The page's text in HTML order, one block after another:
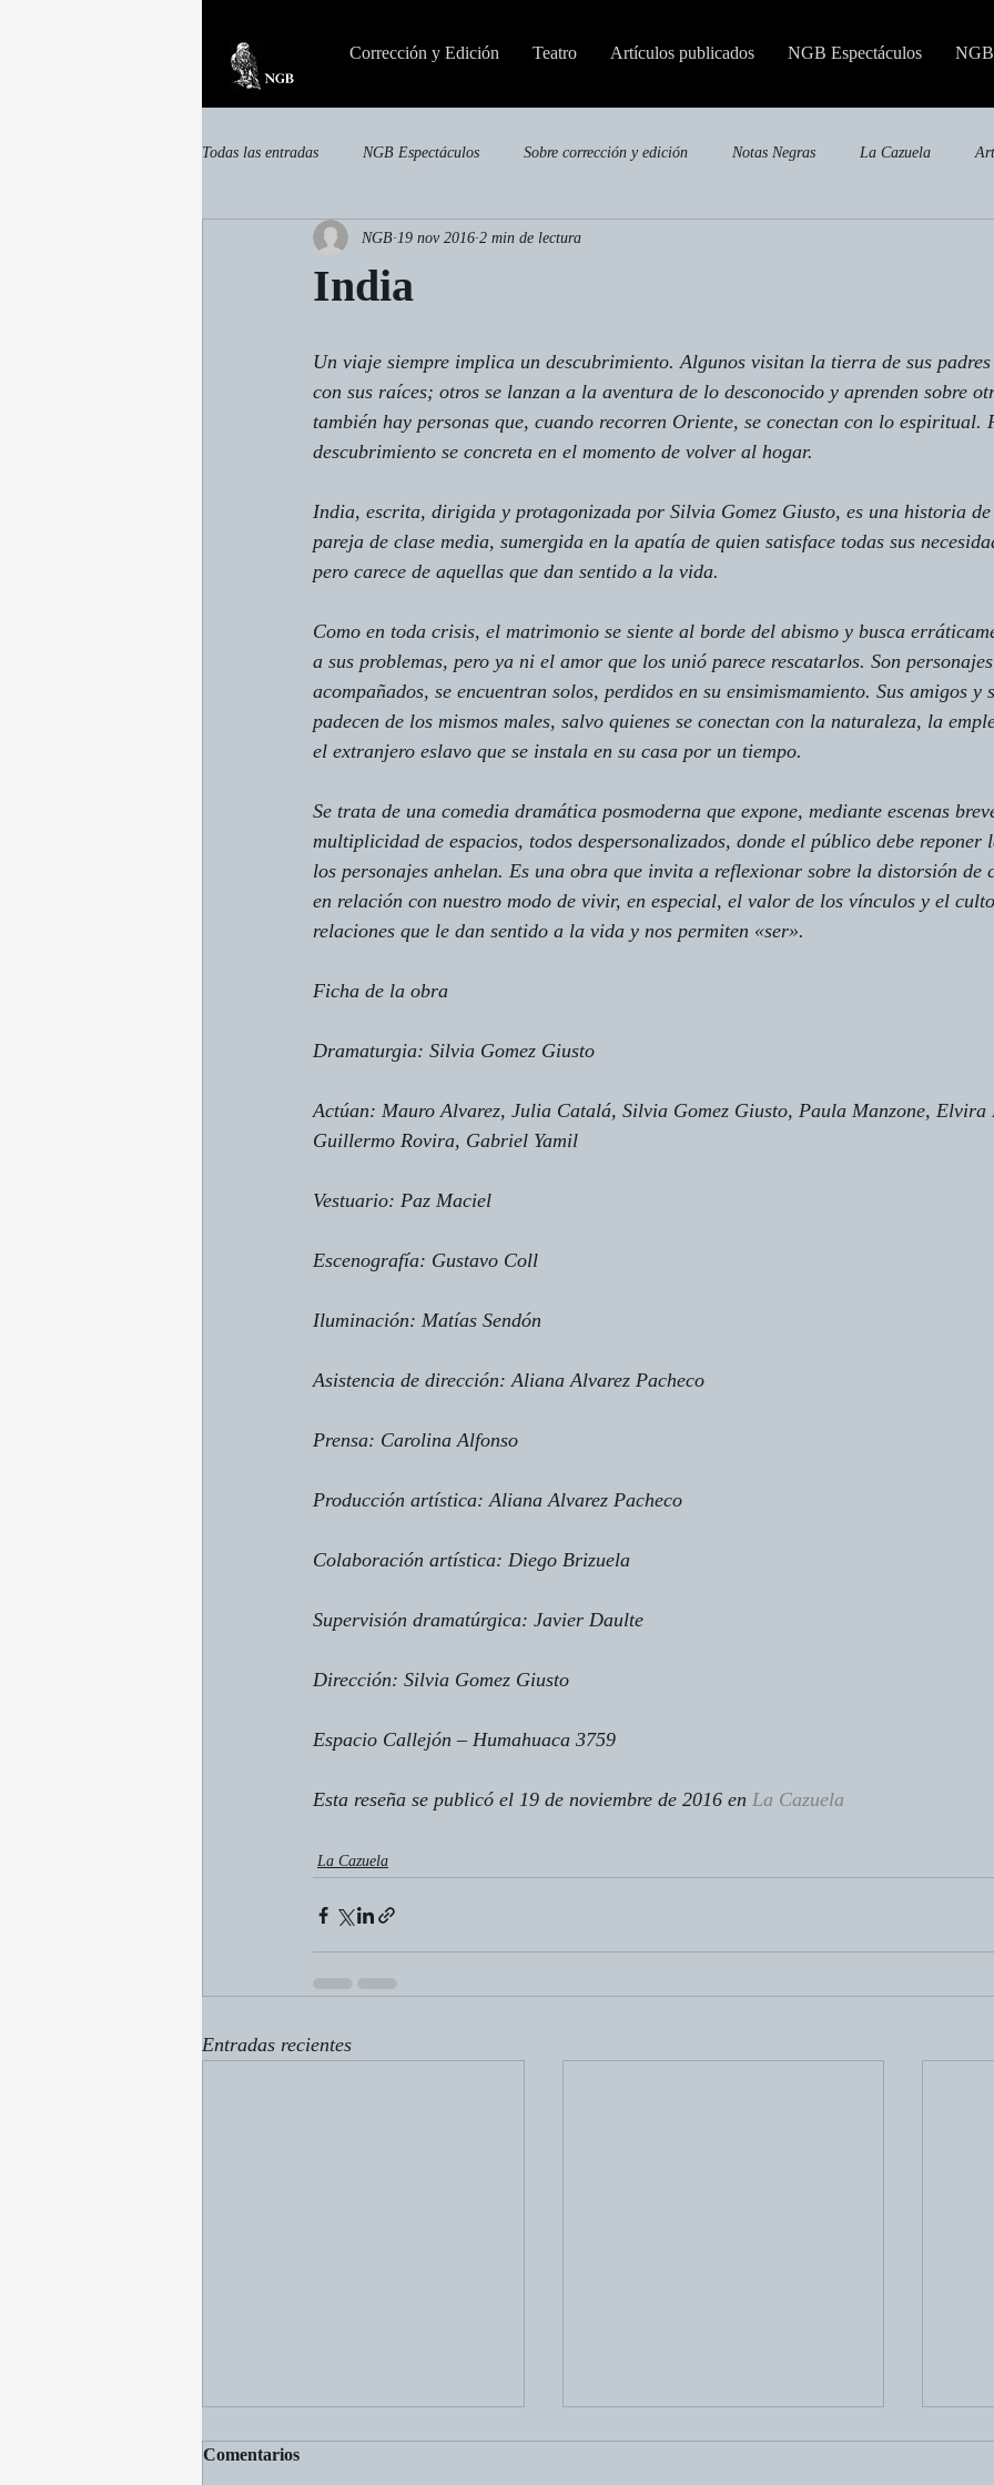
Corrección y Edición Teatro Artículos publicados NGB Espectáculos
Todas las entradas NGB Espectáculos Sobre corrección y edición Notas Negras La Cazuela
Otras publicaciones Publicaciones especializadas
India
NGB 19 nov 2016 2 min de lectura
Un viaje siempre implica un descubrimiento. Algunos visitan la tierra de sus padres
con sus raíces; otros se lanzan a la aventura de lo desconocido y aprenden sobre
también hay personas que, cuando recorren Oriente, se conectan con lo espiritual.
descubrimiento se concreta en el momento de volver al hogar.
India, escrita, dirigida y protagonizada por Silvia Gomez Giusto, es una historia
pareja de clase media, sumergida en la apatía de quien satisface todas sus
pero carece de aquellas que dan sentido a la vida.
Como en toda crisis, el matrimonio se siente al borde del abismo y busca
a sus problemas, pero ya ni el amor que los unió parece rescatarlos. Son
acompañados, se encuentran solos, perdidos en su ensimismamiento. Sus amigos y
padecen de los mismos males, salvo quienes se conectan con la naturaleza, la
el extranjero eslavo que se instala en su casa por un tiempo.
Se trata de una comedia dramática posmoderna que expone, mediante escenas
multiplicidad de espacios, todos despersonalizados, donde el público debe reponer
los personajes anhelan. Es una obra que invita a reflexionar sobre la distorsión de
en relación con nuestro modo de vivir, en especial, el valor de los vínculos y el
relaciones que le dan sentido a la vida y nos permiten «ser».
Ficha de la obra
Dramaturgia: Silvia Gomez Giusto
Actúan: Mauro Alvarez, Julia Catalá, Silvia Gomez Giusto, Paula Manzone, Elvira
Guillermo Rovira, Gabriel Yamil
Vestuario: Paz Maciel
Escenografía: Gustavo Coll
Iluminación: Matías Sendón
Asistencia de dirección: Aliana Alvarez Pacheco
Prensa: Carolina Alfonso
Producción artística: Aliana Alvarez Pacheco
Colaboración artística: Diego Brizuela
Supervisión dramatúrgica: Javier Daulte
Dirección: Silvia Gomez Giusto
Espacio Callejón – Humahuaca 3759
Esta reseña se publicó el 19 de noviembre de 2016 en La Cazuela
La Cazuela
Entradas recientes
Comentarios